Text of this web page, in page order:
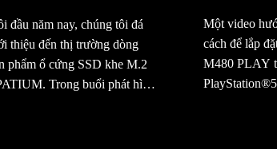
đầu năm nay, chúng tôi đá
thiệu đến thị trường dòng
phẩm ổ cứng SSD khe M.2
Trong buổi phát hình
PS5TM |
Một video
cách để lắp
M480 PLAY